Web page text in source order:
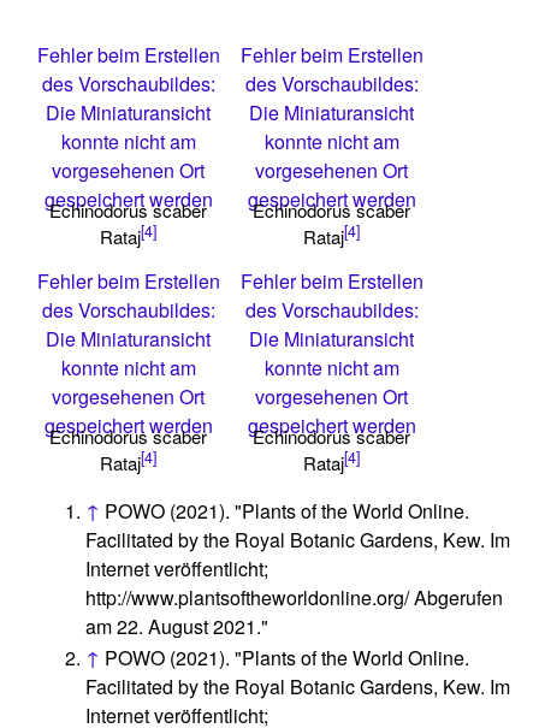
Fehler beim Erstellen
des Vorschaubildes:
Die Miniaturansicht
konnte nicht am
vorgesehenen Ort
gespeichert werden
Echinodorus scaber
Rataj[4]
Fehler beim Erstellen
des Vorschaubildes:
Die Miniaturansicht
konnte nicht am
vorgesehenen Ort
gespeichert werden
Echinodorus scaber
Rataj[4]
Fehler beim Erstellen
des Vorschaubildes:
Die Miniaturansicht
konnte nicht am
vorgesehenen Ort
gespeichert werden
Echinodorus scaber
Rataj[4]
Fehler beim Erstellen
des Vorschaubildes:
Die Miniaturansicht
konnte nicht am
vorgesehenen Ort
gespeichert werden
Echinodorus scaber
Rataj[4]
↑ POWO (2021). "Plants of the World Online.
Facilitated by the Royal Botanic Gardens, Kew. Im
Internet veröffentlicht;
http://www.plantsoftheworldonline.org/ Abgerufen
am 22. August 2021."
↑ POWO (2021). "Plants of the World Online.
Facilitated by the Royal Botanic Gardens, Kew. Im
Internet veröffentlicht;